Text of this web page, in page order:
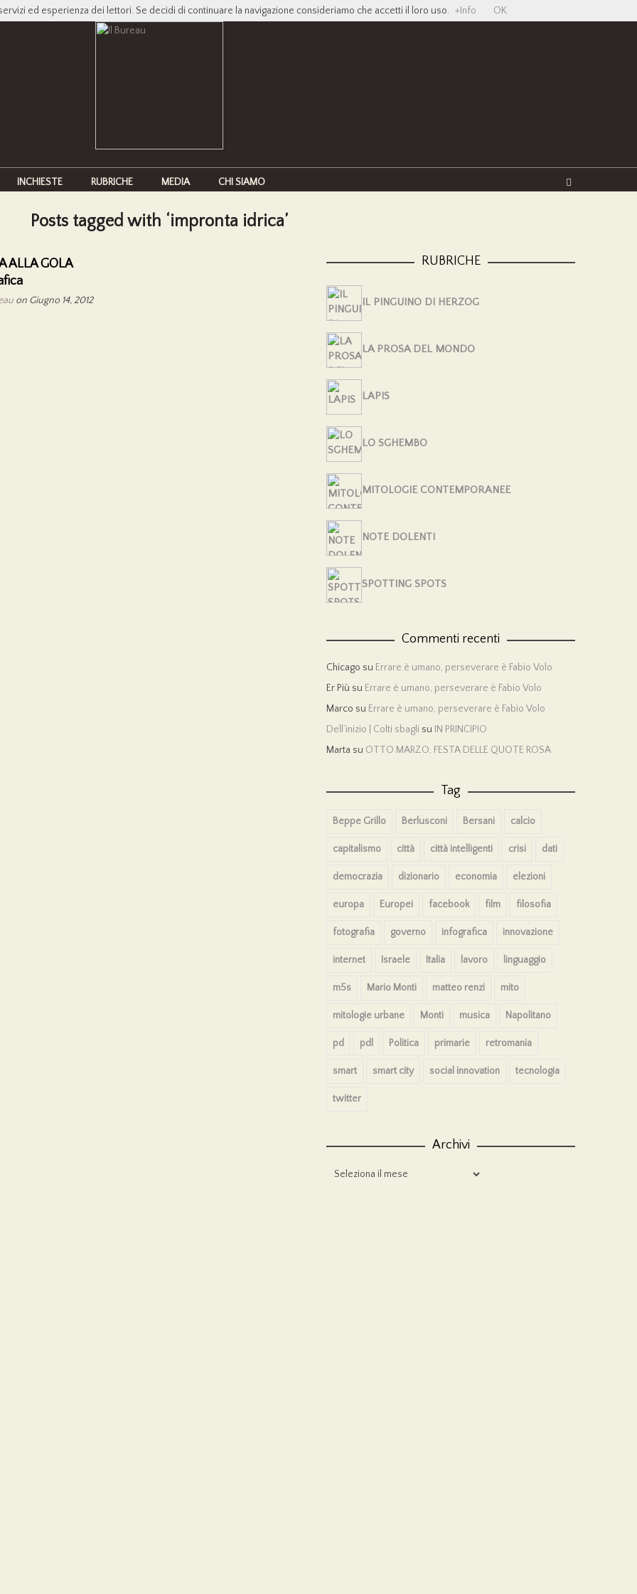
INCHIESTE RUBRICHE MEDIA CHI SIAMO
Posts tagged with ‘impronta idrica’
ALLA GOLA
on Giugno 14, 2012
RUBRICHE
IL PINGUINO DI HERZOG
LA PROSA DEL MONDO
LAPIS
LO SGHEMBO
MITOLOGIE CONTEMPORANEE
NOTE DOLENTI
SPOTTING SPOTS
Commenti recenti
Chicago su Errare è umano, perseverare è Fabio Volo
Er Più su Errare è umano, perseverare è Fabio Volo
Marco su Errare è umano, perseverare è Fabio Volo
Dell’inizio | Colti sbagli su IN PRINCIPIO
Marta su OTTO MARZO, FESTA DELLE QUOTE ROSA
Tag
Beppe Grillo Berlusconi Bersani calcio
capitalismo città città intelligenti crisi dati
democrazia dizionario economia elezioni
europa Europei facebook film filosofia
fotografia governo infografica innovazione
internet Israele Italia lavoro linguaggio
m5s Mario Monti matteo renzi mito
mitologie urbane Monti musica Napolitano
pd pdl Politica primarie retromania
smart smart city social innovation tecnologia
twitter
Archivi
Archivi
ed esperienza dei lettori. Se decidi di continuare la navigazione consideriamo che accetti il loro uso. +Info OK